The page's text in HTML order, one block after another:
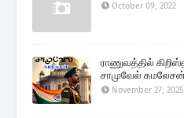
October 09, 2022
ராணுவத்தில்
சாமுவேல் கமலேசன்
November 27, 2025